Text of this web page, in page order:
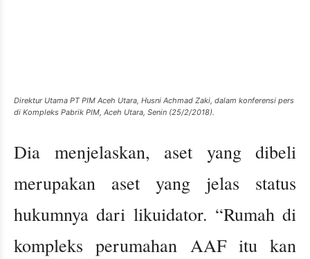
Direktur Utama PT PIM Aceh Utara, Husni Achmad Zaki, dalam konferensi pers
di Kompleks Pabrik PIM, Aceh Utara, Senin (25/2/2018).
Dia menjelaskan, aset yang dibeli
merupakan aset yang jelas status
hukumnya dari likuidator. “Rumah di
kompleks perumahan AAF itu kan